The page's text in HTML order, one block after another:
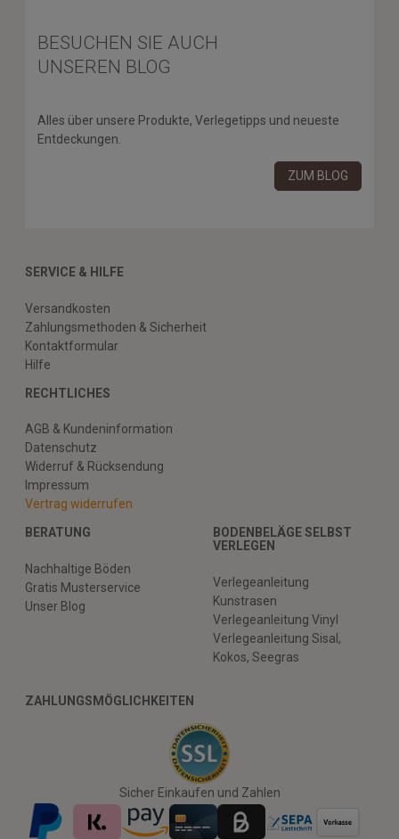
BESUCHEN SIE AUCH
UNSEREN BLOG
Alles über unsere Produkte, Verlegetipps und neueste
Entdeckungen.
ZUM BLOG
SERVICE & HILFE
Versandkosten
Zahlungsmethoden & Sicherheit
Kontaktformular
Hilfe
RECHTLICHES
AGB & Kundeninformation
Datenschutz
Widerruf & Rücksendung
Impressum
Vertrag widerrufen
BERATUNG
Nachhaltige Böden
Gratis Musterservice
Unser Blog
BODENBELÄGE SELBST
VERLEGEN
Verlegeanleitung
Kunstrasen
Verlegeanleitung Vinyl
Verlegeanleitung Sisal,
Kokos, Seegras
ZAHLUNGSMÖGLICHKEITEN
Sicher Einkaufen und Zahlen